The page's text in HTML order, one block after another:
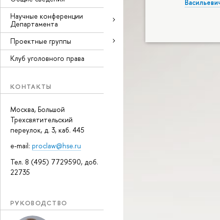
Научные конференции
Департамента
Проектные группы
Клуб уголовного права
КОНТАКТЫ
Москва, Большой
Трехсвятительский
переулок, д. 3, каб. 445
e-mail: proclaw@hse.ru
Тел. 8 (495) 7729590, доб.
22735
РУКОВОДСТВО